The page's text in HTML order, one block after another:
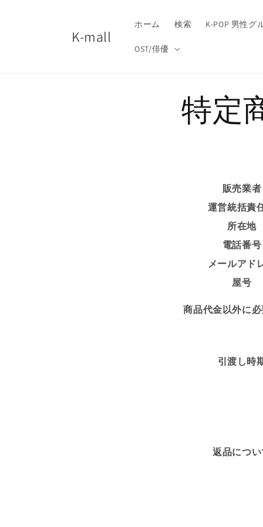
K-mall
ホーム 検索 K-POP 男性グ
OST/俳優
特定
販売業者
運営統括責
所在地
電話番号
メールアド
屋号
商品代金以外に
引渡し時
返品につ